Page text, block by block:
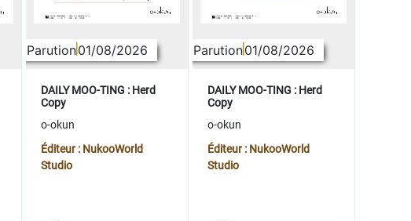
Parution01/08/2026
DAILY MOO-TING : Herd
Copy
o-okun
Éditeur : NukooWorld
Studio
Parution01/08/2026
DAILY MOO-TING : Herd
Copy
o-okun
Éditeur : NukooWorld
Studio